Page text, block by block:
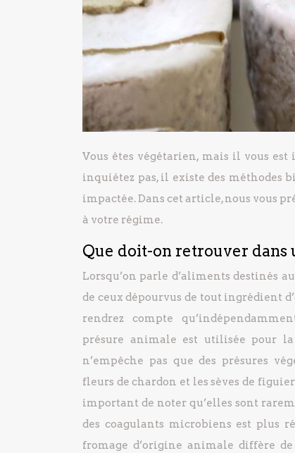
Vous êtes végétarien, mais il vous
inquiétez pas, il existe des méthodes
impactée. Dans cet article, nous vous
à votre régime.
Que doit-on retrouver dans
Lorsqu’on parle d’aliments destinés
de ceux dépourvus de tout ingrédient
rendrez compte
présure animale est utilisée pour
n’empêche pas que des présures
fleurs de chardon et les sèves de
important de noter qu’elles sont
des coagulants microbiens est plus
fromage d’origine animale diffère